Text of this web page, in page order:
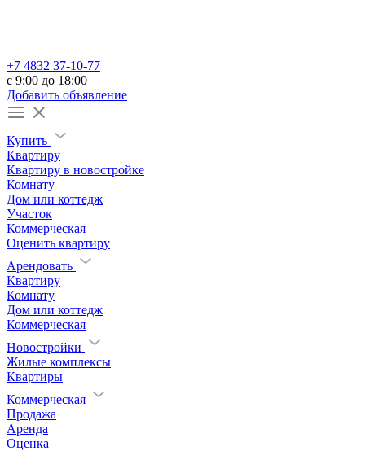
+7 4832 37-10-77
c 9:00 до 18:00
Добавить объявление
Купить
Квартиру
Квартиру в новостройке
Комнату
Дом или коттедж
Участок
Коммерческая
Оценить квартиру
Арендовать
Квартиру
Комнату
Дом или коттедж
Коммерческая
Новостройки
Жилые комплексы
Квартиры
Коммерческая
Продажа
Аренда
Оценка